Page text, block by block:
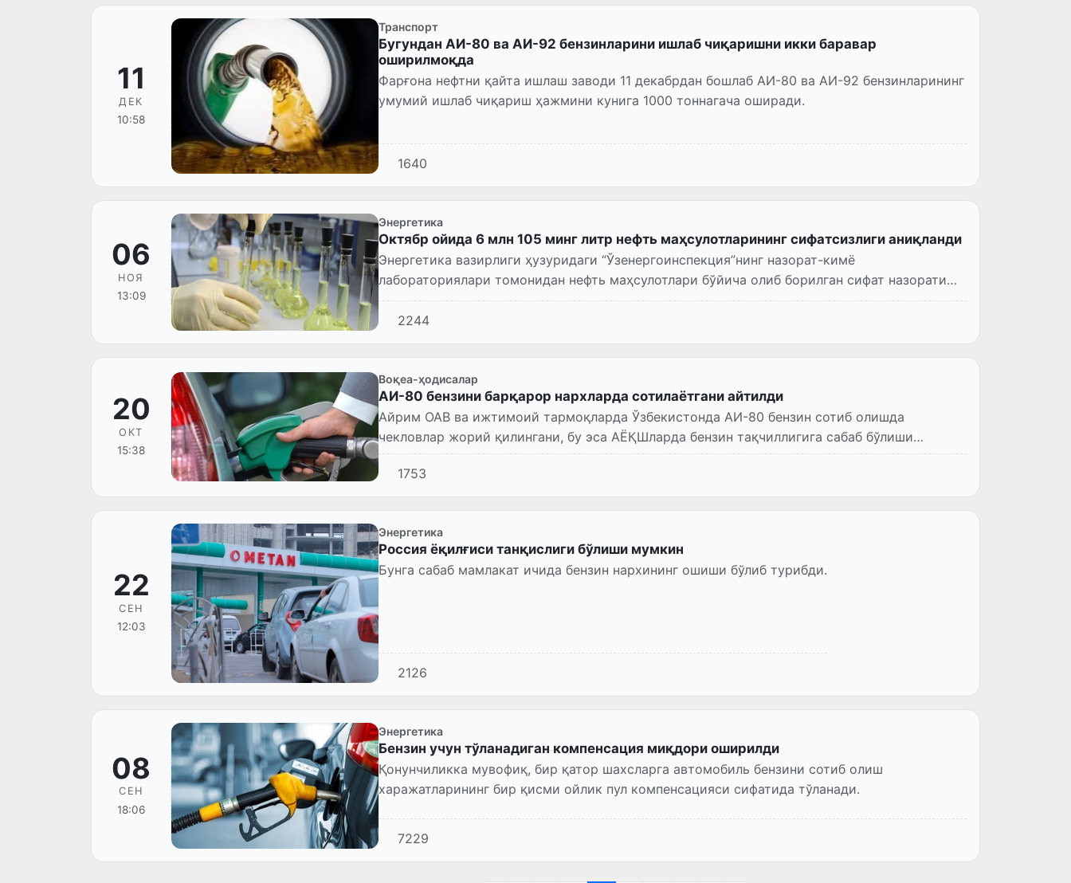
11
ДЕК
10:58
Транспорт
Бугундан АИ-80 ва АИ-92 бензинларини ишлаб чиқаришни икки баравар
оширилмоқда
Фарғона нефтни қайта ишлаш заводи 11 декабрдан бошлаб АИ-80 ва АИ-92 бензинларининг
умумий ишлаб чиқариш ҳажмини кунига 1000 тоннагача оширади.
1640
06
НОЯ
13:09
Энергетика
Октябр ойида 6 млн 105 минг литр нефть маҳсулотларининг сифатсизлиги аниқланди
Энергетика вазирлиги ҳузуридаги “Ўзенергоинспекция”нинг назорат-кимё
лабораториялари томонидан нефть маҳсулотлари бўйича олиб борилган сифат назорати
тадбирлари давомида 91 ҳолатда...
2244
20
ОКТ
15:38
Воқеа-ҳодисалар
AИ-80 бензини барқарор нархларда сотилаётгани айтилди
Айрим ОАВ ва ижтимоий тармоқларда Ўзбекистонда АИ-80 бензин сотиб олишда
чекловлар жорий қилингани, бу эса АЁҚШларда бензин тақчиллигига сабаб бўлиши
мумкинлиги ҳақида хабарлар тар...
1753
22
СЕН
12:03
Энергетика
Россия ёқилғиси танқислиги бўлиши мумкин
Бунга сабаб мамлакат ичида бензин нархининг ошиши бўлиб турибди.
2126
08
СЕН
18:06
Энергетика
Бензин учун тўланадиган компенсация миқдори оширилди
Қонунчиликка мувофиқ, бир қатор шахсларга автомобиль бензини сотиб олиш
харажатларининг бир қисми ойлик пул компенсацияси сифатида тўланади.
7229